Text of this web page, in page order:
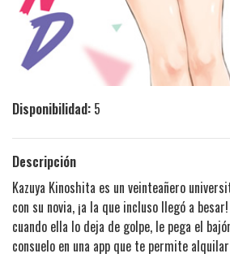
Disponibilidad: 5
Descripción
Kazuya Kinoshita es un veinteañero
con su novia, ¡a la que incluso llegó a
cuando ella lo deja de golpe, le pega el
consuelo en una app que te permite